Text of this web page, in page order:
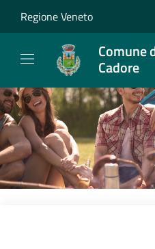
Regione Veneto
Comune
Cadore